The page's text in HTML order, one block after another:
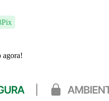
Pix
agora!